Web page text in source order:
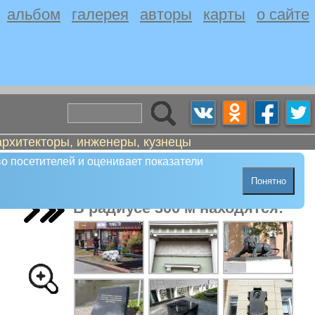
альбом галерея авторы карты о сайте
инженеры, кузнецы
и оценивает показатели
Понятно
В радиусе 300 м находятся: